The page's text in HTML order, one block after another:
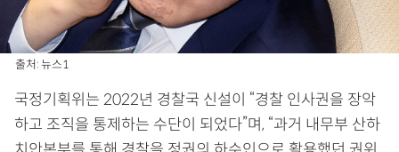
출처: 뉴스1
국정기획위는 2022년 경찰국 신설이 “경찰 인사권을 장악
하고 조직을 통제하는 수단이 되었다”며, “과거 내무부 산하